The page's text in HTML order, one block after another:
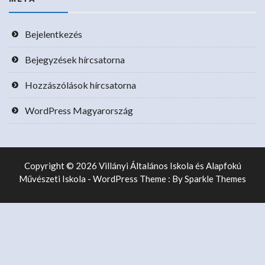
Bejelentkezés
Bejegyzések hírcsatorna
Hozzászólások hírcsatorna
WordPress Magyarország
Copyright © 2026 Villányi Általános Iskola és Alapfokú
Művészeti Iskola - WordPress Theme : BySparkle Themes